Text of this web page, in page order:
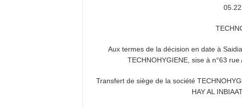
Aux termes de la décision en date à
TECHNOHYGIENE, sise à n°63
Transfert de siège de la société
HAY AL